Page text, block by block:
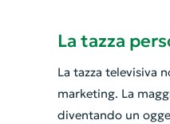
La tazza
La tazza televisiva
marketing. La
diventando un